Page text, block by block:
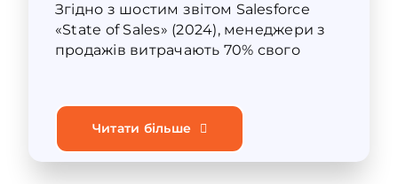
Згідно з шостим звітом Salesforce
«State of Sales» (2024), менеджери з
продажів витрачають 70% свого
Читати більше